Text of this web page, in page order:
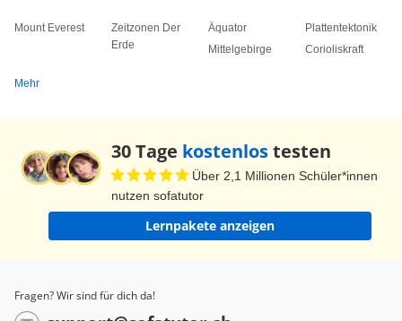
Mount Everest
Zeitzonen Der
Erde
Äquator
Mittelgebirge
Plattentektonik
Corioliskraft
Mehr
30 Tage kostenlostesten
Über 2,1 Millionen Schüler*innen
nutzen sofatutor
Lernpakete anzeigen
Fragen? Wir sind für dich da!